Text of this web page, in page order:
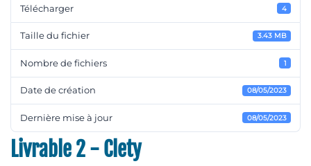
Télécharger 4
Taille du fichier 3.43 MB
Nombre de fichiers 1
Date de création 08/05/2023
Dernière mise à jour 08/05/2023
Livrable 2 - Clety